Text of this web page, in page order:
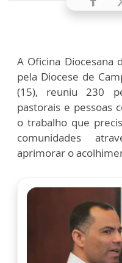
A Oficina Diocesana
pela Diocese de
(15), reuniu 230
pastorais e pessoas
o trabalho que
comunidades
aprimorar o